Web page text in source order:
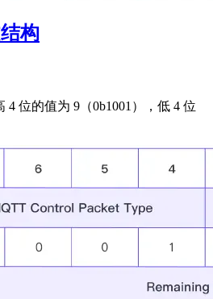
构
位的值为 9（0b1001），低 4 位